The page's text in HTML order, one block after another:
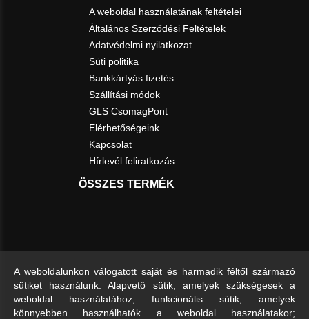
A weboldal használatának feltételei
Általános Szerződési Feltételek
Adatvédelmi nyilatkozat
Süti politika
Bankkártyás fizetés
Szállítási módok
GLS CsomagPont
Elérhetőségeink
Kapcsolat
Hírlevél feliratkozás
ÖSSZES TERMÉK
A weboldalunkon válogatott saját és harmadik féltől származó
sütiket használunk: Alapvető sütik, amelyek szükségesek a
weboldal használatához; funkcionális sütik, amelyek
könnyebben használhatók a weboldal használatakor;